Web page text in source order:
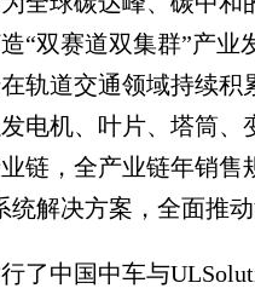
“双赛道双集群”产
轨道交通领域持续
电机、叶片、塔筒
链，全产业链年销售
统解决方案，全面推
中国中车与